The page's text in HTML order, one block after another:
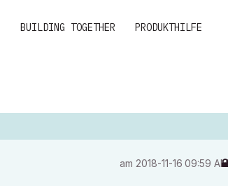
BUILDING TOGETHER PRODUKTHILFE
am ‎2018-11-16 09:59 AM